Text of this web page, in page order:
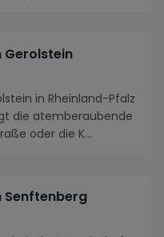
Gerolstein
in Rheinland-Pfalz
die atemberaubende
oder die K...
Senftenberg